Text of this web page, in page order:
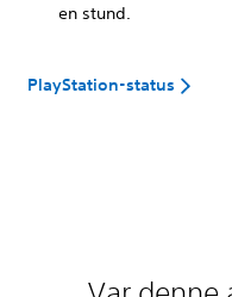
en stund.
PlayStation-status